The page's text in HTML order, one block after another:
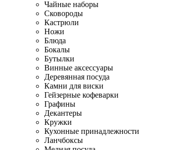
Чайные наборы
Сковороды
Кастрюли
Ножи
Блюда
Бокалы
Бутылки
Винные аксессуары
Деревянная посуда
Камни для виски
Гейзерные кофеварки
Графины
Декантеры
Кружки
Кухонные принадлежности
Ланчбоксы